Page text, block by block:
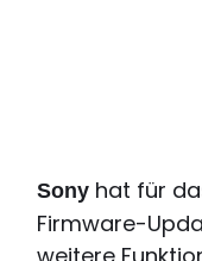
Sony hat für
Firmware-